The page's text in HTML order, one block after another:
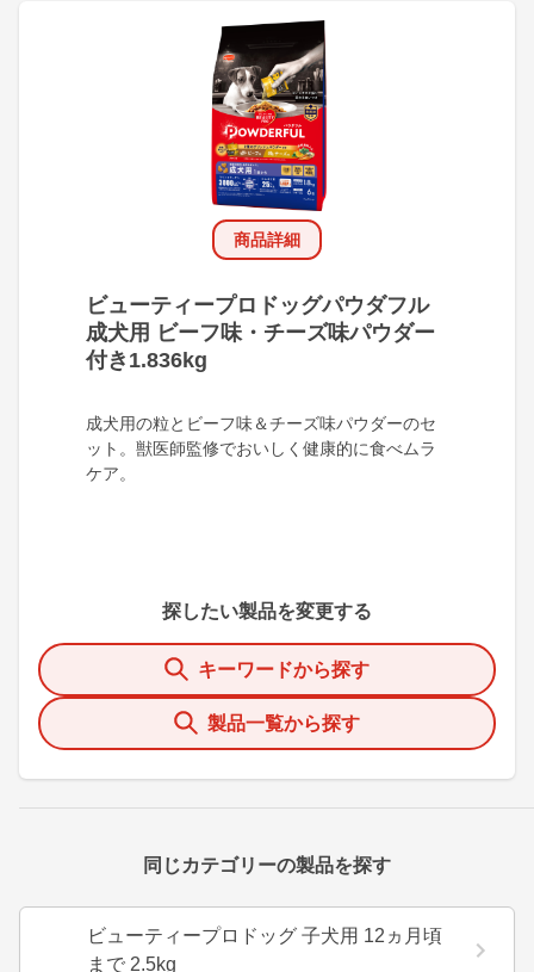
商品詳細
ビューティープロドッグパウダフル
成犬用 ビーフ味・チーズ味パウダー
付き1.836kg
成犬用の粒とビーフ味＆チーズ味パウダーのセ
ット。獣医師監修でおいしく健康的に食べムラ
ケア。
探したい製品を変更する
キーワードから探す
製品一覧から探す
同じカテゴリーの製品を探す
ビューティープロドッグ 子犬用 12ヵ月頃
まで 2.5kg